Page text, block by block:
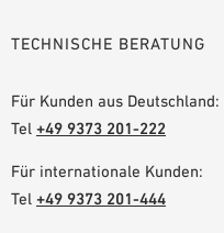
TECHNISCHE BERATUNG
Für Kunden aus Deutschland:
Tel +49 9373 201-222
Für internationale Kunden:
Tel +49 9373 201-444